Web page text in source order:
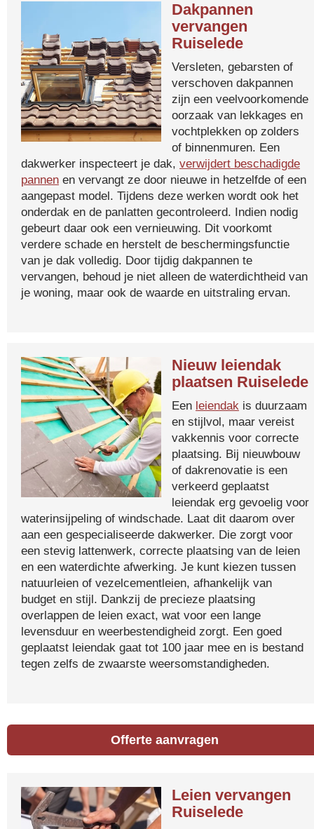
Dakpannen
vervangen
Ruiselede
Versleten, gebarsten of
verschoven dakpannen
zijn een veelvoorkomende
oorzaak van lekkages en
vochtplekken op zolders
of binnenmuren. Een
dakwerker inspecteert je dak, verwijdert beschadigde
pannen en vervangt ze door nieuwe in hetzelfde of een
aangepast model. Tijdens deze werken wordt ook het
onderdak en de panlatten gecontroleerd. Indien nodig
gebeurt daar ook een vernieuwing. Dit voorkomt
verdere schade en herstelt de beschermingsfunctie
van je dak volledig. Door tijdig dakpannen te
vervangen, behoud je niet alleen de waterdichtheid van
je woning, maar ook de waarde en uitstraling ervan.
Nieuw leiendak
plaatsen Ruiselede
Een leiendak is duurzaam
en stijlvol, maar vereist
vakkennis voor correcte
plaatsing. Bij nieuwbouw
of dakrenovatie is een
verkeerd geplaatst
leiendak erg gevoelig voor
waterinsijpeling of windschade. Laat dit daarom over
aan een gespecialiseerde dakwerker. Die zorgt voor
een stevig lattenwerk, correcte plaatsing van de leien
en een waterdichte afwerking. Je kunt kiezen tussen
natuurleien of vezelcementleien, afhankelijk van
budget en stijl. Dankzij de precieze plaatsing
overlappen de leien exact, wat voor een lange
levensduur en weerbestendigheid zorgt. Een goed
geplaatst leiendak gaat tot 100 jaar mee en is bestand
tegen zelfs de zwaarste weersomstandigheden.
Offerte aanvragen
Leien vervangen
Ruiselede